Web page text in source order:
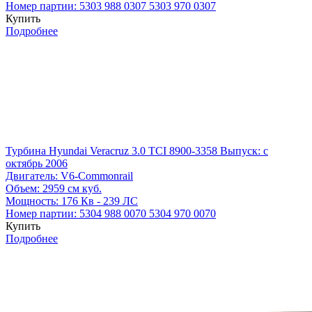
Номер партии: 5303 988 0307 5303 970 0307
Купить
Подробнее
Турбина Hyundai Veracruz 3.0 TCI 8900-3358 Выпуск: с
октябрь 2006
Двигатель: V6-Commonrail
Объем: 2959 см куб.
Мощность: 176 Кв - 239 ЛС
Номер партии: 5304 988 0070 5304 970 0070
Купить
Подробнее